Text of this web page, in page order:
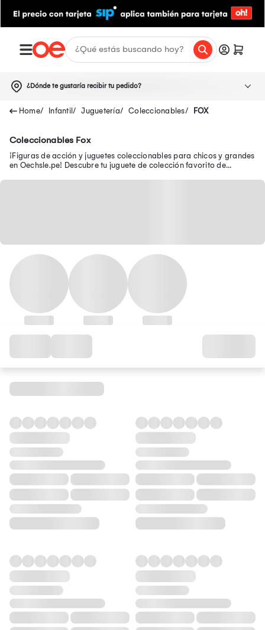
¿Dónde te gustaría recibir tu pedido?
Infantil Juguetería Coleccionables FOX
Coleccionables Fox
¡Figuras de acción y juguetes coleccionables para chicos y grandes
en Oechsle.pe! Descubre tu juguete de colección favorito de